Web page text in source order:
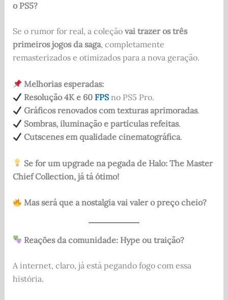
o PS5?
Se o rumor for real, a coleção vai trazer os três
primeiros jogos da saga, completamente
remasterizados e otimizados para a nova geração.
Melhorias esperadas:
Resolução 4K e 60 FPSno PS5 Pro.
Gráficos renovados com texturas aprimoradas.
Sombras, iluminação e partículas refeitas.
Cutscenes em qualidade cinematográfica.
Se for um upgrade na pegada de Halo: The Master
Chief Collection, já tá ótimo!
Mas será que a nostalgia vai valer o preço cheio?
Reações da comunidade: Hype ou traição?
A internet, claro, já está pegando fogo com essa
história.